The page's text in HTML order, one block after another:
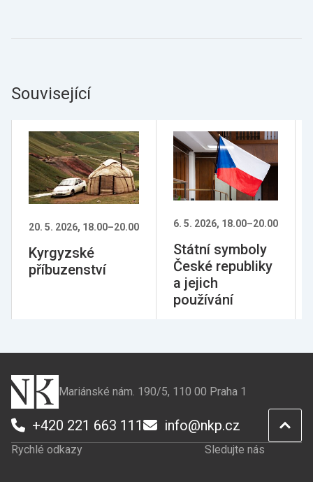
Související
20. 5. 2026, 18.00–20.00
Kyrgyzské
příbuzenství
6. 5. 2026, 18.00–20.00
Státní symboly
České republiky
a jejich
používání
Mariánské nám. 190/5, 110 00 Praha 1
+420 221 663 111 info@nkp.cz
Rychlé odkazy Sledujte nás